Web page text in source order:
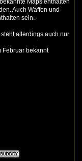
Auch Waffen und
sein.
allerdings auch nur
Februar bekannt